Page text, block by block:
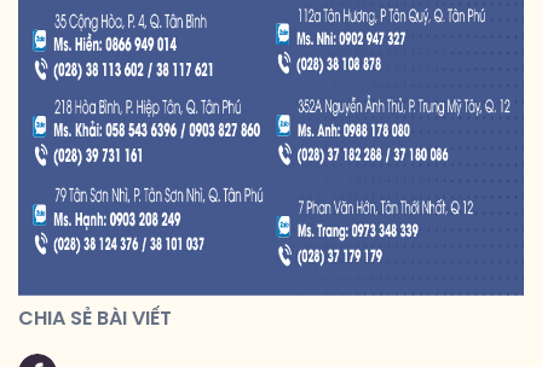
CHIA SẺ BÀI VIẾT